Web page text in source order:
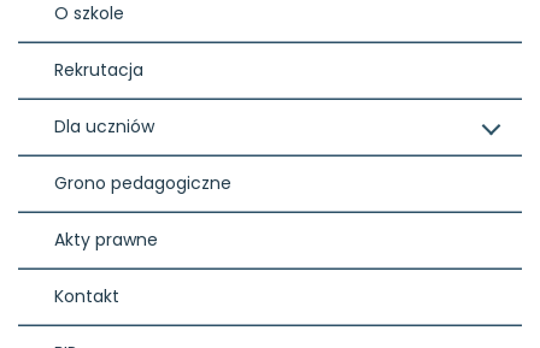
O szkole
Rekrutacja
Dla uczniów
Grono pedagogiczne
Akty prawne
Kontakt